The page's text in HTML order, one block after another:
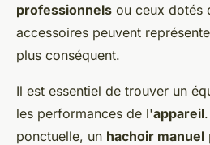
professionnels ou ceux dotés
accessoires peuvent
plus conséquent.
Il est essentiel de trouver un
les performances de l'appareil
ponctuelle, un hachoir manuel